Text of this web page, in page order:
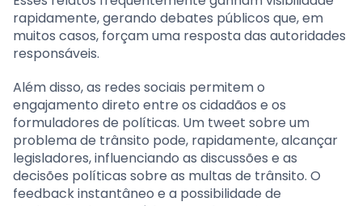
rapidamente, gerando debates públicos que, em
muitos casos, forçam uma resposta das autoridades
responsáveis.
Além disso, as redes sociais permitem o
engajamento direto entre os cidadãos e os
formuladores de políticas. Um tweet sobre um
problema de trânsito pode, rapidamente, alcançar
legisladores, influenciando as discussões e as
decisões políticas sobre as multas de trânsito. O
feedback instantâneo e a possibilidade de